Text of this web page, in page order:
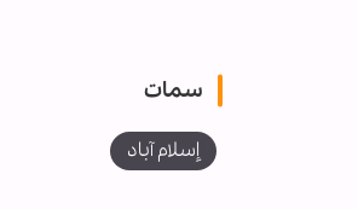
سمات
إسلام آباد